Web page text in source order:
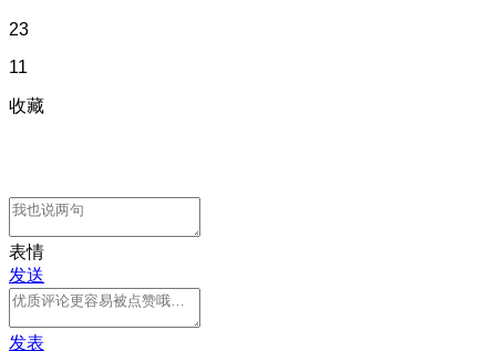
23
11
收藏
表情
发送
发表